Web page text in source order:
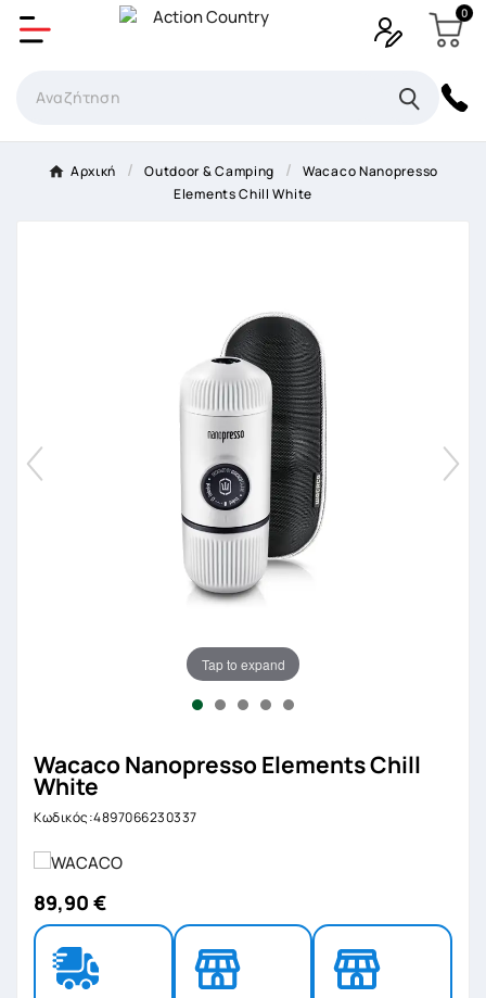
0
Αρχική Outdoor & Camping
Wacaco Nanopresso
Elements Chill White
Tap to expand
Wacaco Nanopresso Elements Chill
White
Κωδικός:4897066230337
89,90 €
Δημιουργία λίστα επιθυμητών
×
Όνομα Λίστα επιθυμιτών
Δημιουργία λίστα επιθυμητών